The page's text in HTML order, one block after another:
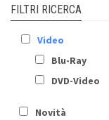
FILTRI RICERCA
Video
Blu-Ray
DVD-Video
Novità